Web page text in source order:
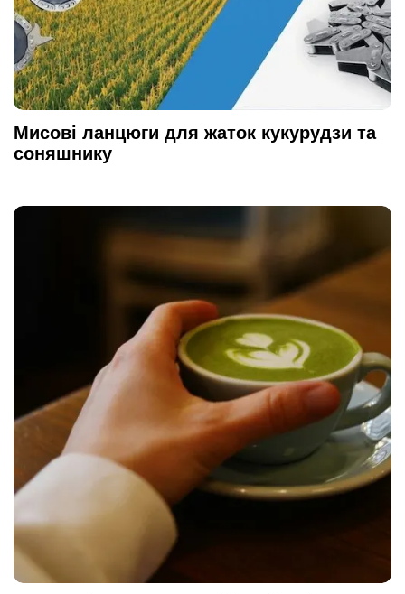
Мисові ланцюги для жаток кукурудзи та
соняшнику